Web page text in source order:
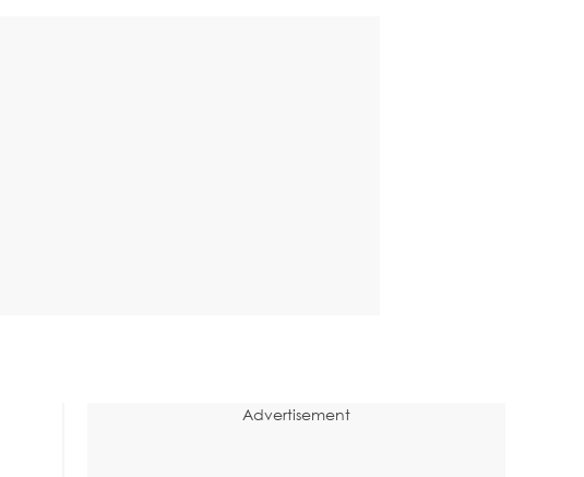
Advertisement